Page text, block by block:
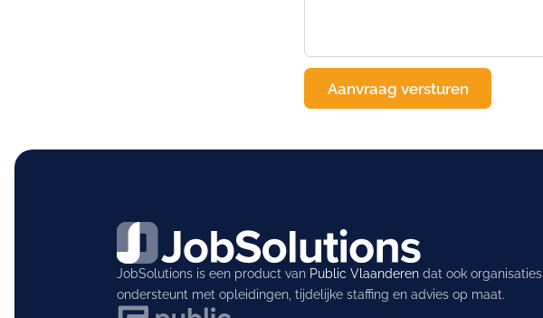
JobSolutions is een product van Public Vlaanderendat ook organisaties
ondersteunt met opleidingen, tijdelijke staffing en advies op maat.